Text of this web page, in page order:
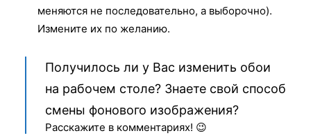
меняются не последовательно, а выборочно).
Измените их по желанию.
Получилось ли у Вас изменить обои
на рабочем столе? Знаете свой способ
смены фонового изображения?
Расскажите в комментариях! 😉